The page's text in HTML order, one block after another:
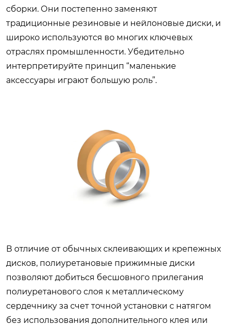
сборки. Они постепенно заменяют
традиционные резиновые и нейлоновые диски, и
широко используются во многих ключевых
отраслях промышленности. Убедительно
интерпретируйте принцип “маленькие
аксессуары играют большую роль”.
В отличие от обычных склеивающих и крепежных
дисков, полиуретановые прижимные диски
позволяют добиться бесшовного прилегания
полиуретанового слоя к металлическому
сердечнику за счет точной установки с натягом
без использования дополнительного клея или